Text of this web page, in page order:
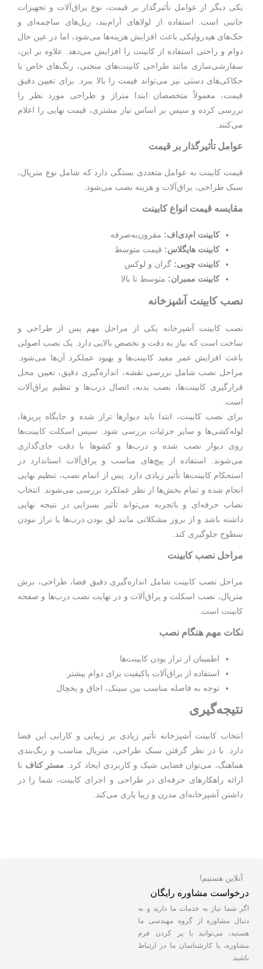
یکی دیگر از عوامل تأثیرگذار بر قیمت، نوع یراق‌آلات و تجهیزات
جانبی است. استفاده از لولاهای آرام‌بند، ریل‌های ساچمه‌ای و
جک‌های هیدرولیکی باعث افزایش هزینه‌ها می‌شود، اما در عین حال
دوام و راحتی استفاده از کابینت را افزایش می‌دهد. علاوه بر این،
سفارشی‌سازی مانند طراحی کابینت‌های منحنی، رنگ‌های خاص یا
حکاکی‌های دستی نیز می‌تواند قیمت را بالا ببرد. برای تعیین دقیق
قیمت، معمولاً متخصصان ابتدا متراژ و طراحی مورد نظر را
بررسی کرده و سپس بر اساس نیاز مشتری، قیمت نهایی را اعلام
می‌کنند.
عوامل تأثیرگذار بر قیمت
قیمت کابینت به عوامل متعددی بستگی دارد که شامل نوع متریال،
سبک طراحی، یراق‌آلات و هزینه نصب می‌شود.
مقایسه قیمت انواع کابینت
کابینت ام‌دی‌اف: مقرون‌به‌صرفه
کابینت هایگلاس: قیمت متوسط
کابینت چوبی: گران و لوکس
کابینت ممبران: متوسط تا بالا
نصب کابینت آشپزخانه
نصب کابینت آشپزخانه یکی از مراحل مهم پس از طراحی و
ساخت است که نیاز به دقت و تخصص بالایی دارد. یک نصب اصولی
باعث افزایش عمر مفید کابینت‌ها و بهبود عملکرد آن‌ها می‌شود.
مراحل نصب شامل بررسی نقشه، اندازه‌گیری دقیق، تعیین محل
قرارگیری کابینت‌ها، نصب بدنه، اتصال درب‌ها و تنظیم یراق‌آلات
است.
برای نصب کابینت، ابتدا باید دیوارها تراز شده و جایگاه پریزها،
لوله‌کشی‌ها و سایر جزئیات بررسی شود. سپس اسکلت کابینت‌ها
روی دیوار نصب شده و درب‌ها و کشوها با دقت جای‌گذاری
می‌شوند. استفاده از پیچ‌های مناسب و یراق‌آلات استاندارد در
استحکام کابینت‌ها تأثیر زیادی دارد. پس از اتمام نصب، تنظیم نهایی
انجام شده و تمام بخش‌ها از نظر عملکرد بررسی می‌شوند. انتخاب
نصاب حرفه‌ای و باتجربه می‌تواند تأثیر بسزایی در نتیجه نهایی
داشته باشد و از بروز مشکلاتی مانند لق بودن درب‌ها یا تراز نبودن
سطوح جلوگیری کند.
مراحل نصب کابینت
مراحل نصب کابینت شامل اندازه‌گیری دقیق فضا، طراحی، برش
متریال، نصب اسکلت و یراق‌آلات و در نهایت نصب درب‌ها و صفحه
کابینت است.
نکات مهم هنگام نصب
اطمینان از تراز بودن کابینت‌ها
استفاده از یراق‌آلات باکیفیت برای دوام بیشتر
توجه به فاصله مناسب بین سینک، اجاق و یخچال
نتیجه‌گیری
انتخاب کابینت آشپزخانه تأثیر زیادی بر زیبایی و کارایی این فضا
دارد. با در نظر گرفتن سبک طراحی، متریال مناسب و رنگ‌بندی
هماهنگ، می‌توان فضایی شیک و کاربردی ایجاد کرد. مستر کناف با
ارائه راهکارهای حرفه‌ای در طراحی و اجرای کابینت، شما را در
داشتن آشپزخانه‌ای مدرن و زیبا یاری می‌کند.
آنلاین هستیم!
درخواست مشاوره رایگان
اگر شما نیاز به خدمات ما دارید و به
دنبال مشاوره از گروه مهندسی ما
هستید، می‌توانید با پر کردن فرم
مشاوره، با کارشناسان ما در ارتباط
باشید.